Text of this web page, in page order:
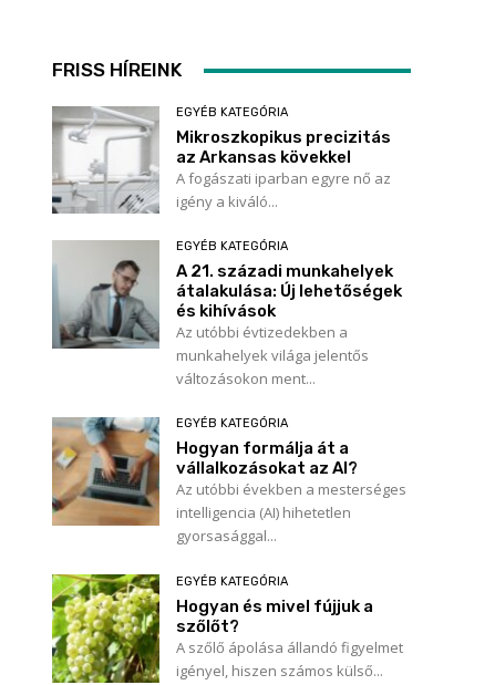
FRISS HÍREINK
EGYÉB KATEGÓRIA
Mikroszkopikus precizitás
az Arkansas kövekkel
A fogászati iparban egyre nő az
igény a kiváló...
EGYÉB KATEGÓRIA
A 21. századi munkahelyek
átalakulása: Új lehetőségek
és kihívások
Az utóbbi évtizedekben a
munkahelyek világa jelentős
változásokon ment...
EGYÉB KATEGÓRIA
Hogyan formálja át a
vállalkozásokat az AI?
Az utóbbi években a mesterséges
intelligencia (AI) hihetetlen
gyorsasággal...
EGYÉB KATEGÓRIA
Hogyan és mivel fújjuk a
szőlőt?
A szőlő ápolása állandó figyelmet
igényel, hiszen számos külső...